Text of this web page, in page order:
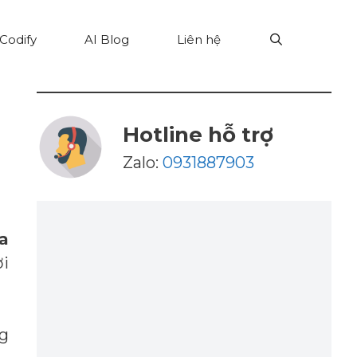
Codify AI Blog Liên hệ
Hotline hỗ trợ
Zalo: 0931887903